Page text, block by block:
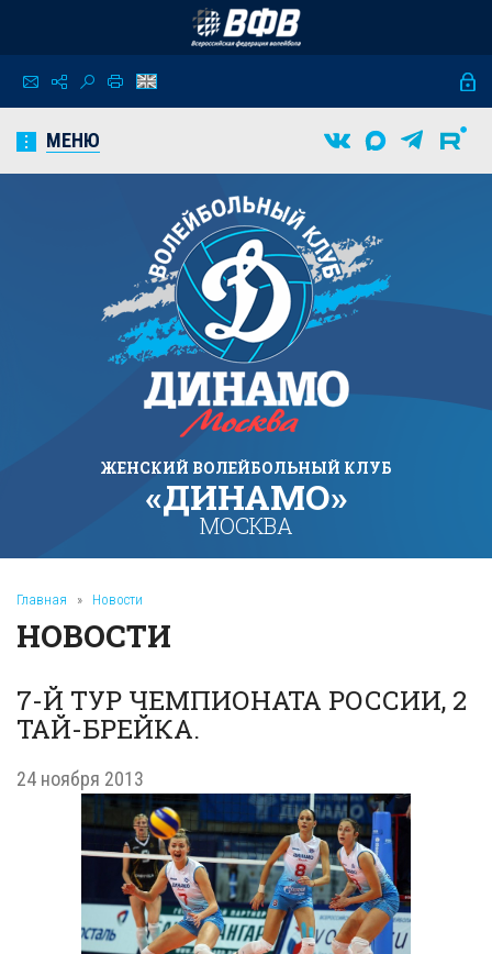
МЕНЮ
ЖЕНСКИЙ ВОЛЕЙБОЛЬНЫЙ КЛУБ
«ДИНАМО»
МОСКВА
Главная » Новости
НОВОСТИ
7-Й ТУР ЧЕМПИОНАТА РОССИИ, 2
ТАЙ-БРЕЙКА.
24 ноября 2013